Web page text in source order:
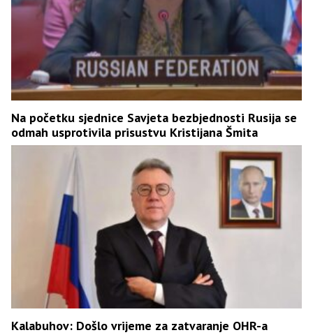
Na početku sjednice Savjeta bezbjednosti Rusija se
odmah usprotivila prisustvu Kristijana Šmita
Kalabuhov: Došlo vrijeme za zatvaranje OHR-a